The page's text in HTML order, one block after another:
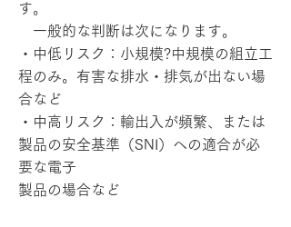
す。
一般的な判断は次になります。
・中低リスク：小規模?中規模の組立工
程のみ。有害な排水・排気が出ない場
合など
・中高リスク：輸出入が頻繁、または
製品の安全基準（SNI）への適合が必
要な電子
製品の場合など